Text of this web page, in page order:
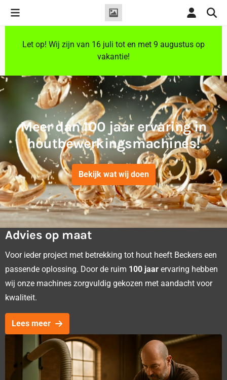
Cookievoorkeuren zijn momenteel gesloten.
Let op! Wij zijn van 16 juli tot en met 9 augustus op
vakantie!
Meer dan 100 jaar ervaring in
houtbewerkingsmachines!
Bekijk wat wij doen
Advies op maat
Voor ieder project met betrekking tot hout heeft Beckers een
passende oplossing. Door de ruim 100 jaar ervaring hebben
wij onze machines zorgvuldig gekozen met aandacht voor
kwaliteit.
Lees meer